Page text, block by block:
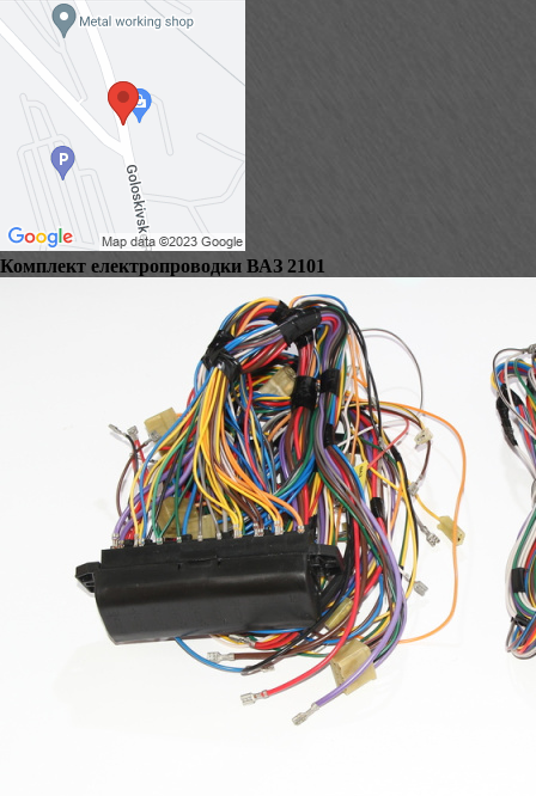
Комплект електропроводки ВАЗ 2101